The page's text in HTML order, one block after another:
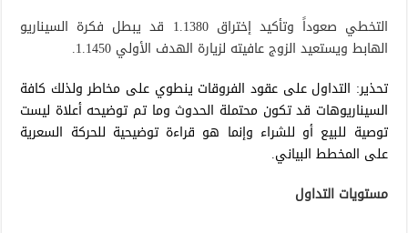
التخطي صعوداً وتأكيد إختراق 1.1380 قد يبطل فكرة السيناريو
الهابط ويستعيد الزوج عافيته لزيارة الهدف الأولي 1.1450.
تحذير: التداول على عقود الفروقات ينطوي على مخاطر ولذلك كافة
السيناريوهات قد تكون محتملة الحدوث وما تم توضيحه أعلاة ليست
توصية للبيع أو للشراء وإنما هو قراءة توضيحية للحركة السعرية
على المخطط البياني.
مستويات التداول